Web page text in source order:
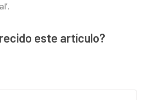
este artículo?